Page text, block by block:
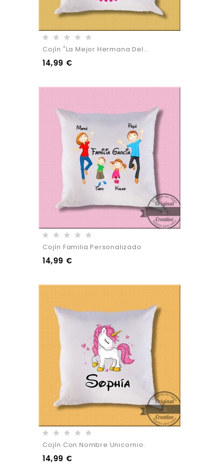
Cojín "La Mejor Hermana Del...
14,99 €
Cojín Familia Personalizado
14,99 €
Cojín Con Nombre Unicornio.
14,99 €